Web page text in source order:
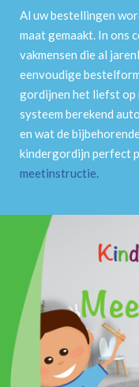
Al uw bestellingen
maat gemaakt. In ons
vakmensen die al
eenvoudige
gordijnen het liefst op
systeem berekend
en wat de
kindergordijn perfect
meetinstructie.